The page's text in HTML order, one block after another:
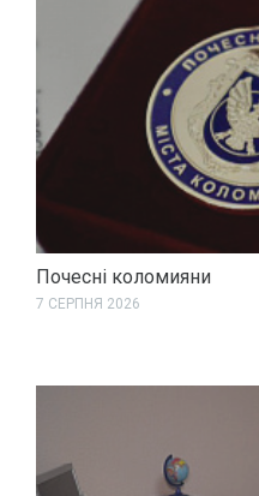
Почесні коломияни
7 СЕРПНЯ 2026